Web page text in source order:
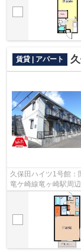
賃貸 | アパート
久保田ハイツ1号館：
竜ケ崎線竜ヶ崎駅周
です。スタッフ一同